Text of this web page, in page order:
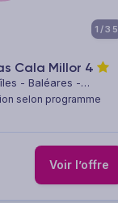
1/35
Cala Millor 4
- Baléares -
selon programme
Voir l’offre